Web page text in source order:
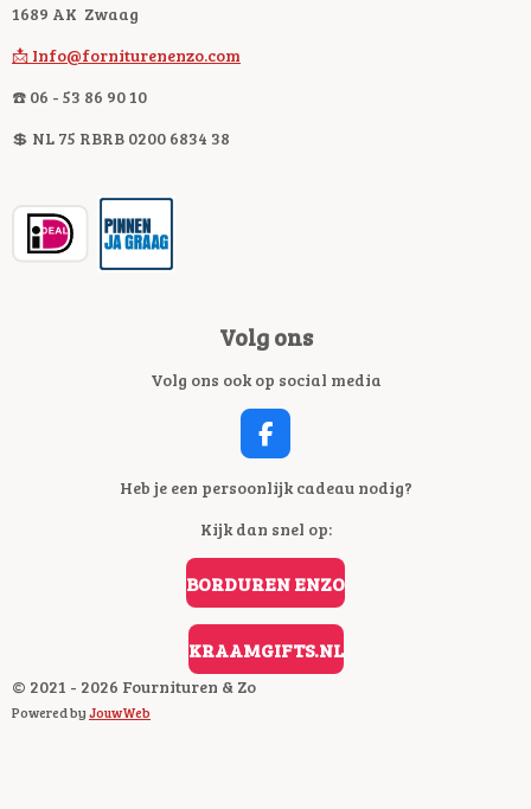
1689 AK Zwaag
📩 Info@forniturenenzo.com
☎️ 06 - 53 86 90 10
💲 NL 75 RBRB 0200 6834 38
Volg ons
Volg ons ook op social media
F
A
C
B
O
O
Heb je een persoonlijk cadeau nodig?
Kijk dan snel op:
BORDUREN ENZO
KRAAMGIFTS.NL
© 2021 - 2026 Fournituren & Zo
Powered byJouwWeb